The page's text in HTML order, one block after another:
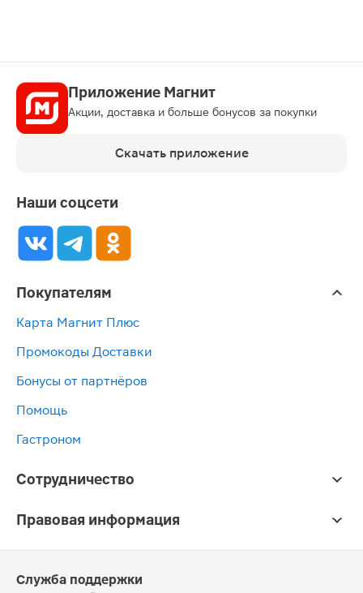
Приложение Магнит
Акции, доставка и больше бонусов за покупки
Скачать приложение
Наши соцсети
Покупателям
Карта Магнит Плюс
Промокоды Доставки
Бонусы от партнёров
Помощь
Гастроном
Сотрудничество
Правовая информация
Служба поддержки